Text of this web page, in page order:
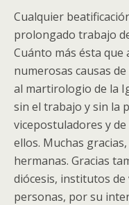
Cualquier
prolongado trabajo
Cuánto más ésta que
numerosas causas
al martirologio de la
sin el trabajo y sin la
vicepostuladores y
ellos. Muchas
hermanas. Gracias
diócesis, institutos
personas, por su